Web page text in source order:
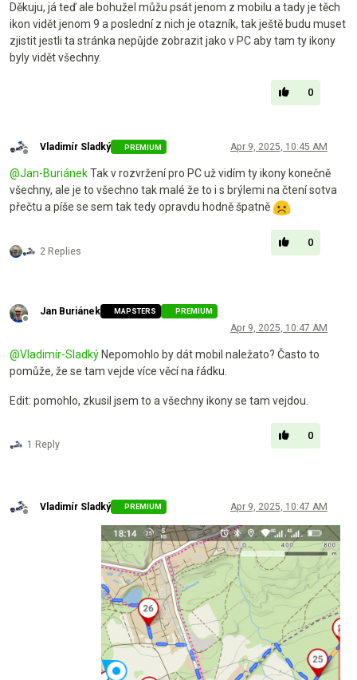
Děkuju, já teď ale bohužel můžu psát jenom z mobilu a tady je těch
ikon vidět jenom 9 a poslední z nich je otazník, tak ještě budu muset
zjistit jestli ta stránka nepůjde zobrazit jako v PC aby tam ty ikony
byly vidět všechny.
0
Vladimír Sladký PREMIUM Apr 9, 2025, 10:45 AM
@Jan-BuriánekTak v rozvržení pro PC už vidím ty ikony konečně
všechny, ale je to všechno tak malé že to i s brýlemi na čtení sotva
přečtu a píše se sem tak tedy opravdu hodně špatně
2 Replies
0
Offline
Jan Buriánek MAPSTERS PREMIUM
Apr 9, 2025, 10:47 AM
@Vladimír-Sladký Nepomohlo by dát mobil naležato? Často to
pomůže, že se tam vejde více věcí na řádku.
Edit: pomohlo, zkusil jsem to a všechny ikony se tam vejdou.
1 Reply
0
Offline
Vladimír Sladký PREMIUM Apr 9, 2025, 10:47 AM